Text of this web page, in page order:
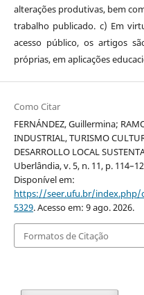
alterações produtivas, bem
trabalho publicado. c) Em
acesso público, os artigos
próprias, em aplicações
Como Citar
FERNÁNDEZ, Guillermina;
INDUSTRIAL, TURISMO
DESARROLLO LOCAL
Uberlândia, v. 5, n. 11, p.
Disponível em:
https://seer.ufu.br/index.php/
5329. Acesso em: 9 ago. 2026.
Formatos de Citação